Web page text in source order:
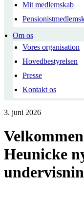
Mit medlemskab
Om os
Vores organisation
Hovedbestyrelsen
Presse
Kontakt os
3. juni 2026
Heunicke